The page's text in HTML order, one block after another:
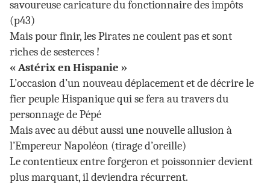
savoureuse caricature du fonctionnaire des impôts
(p43)
Mais pour finir, les Pirates ne coulent pas et sont
riches de sesterces !
« Astérix en Hispanie »
L’occasion d’un nouveau déplacement et de décrire le
fier peuple Hispanique qui se fera au travers du
personnage de Pépé
Mais avec au début aussi une nouvelle allusion à
l’Empereur Napoléon (tirage d’oreille)
Le contentieux entre forgeron et poissonnier devient
plus marquant, il deviendra récurrent.